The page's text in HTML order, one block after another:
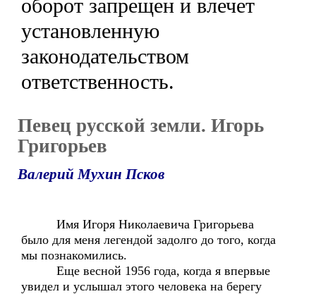
оборот запрещен и влечет
установленную
законодательством
ответственность.
Певец русской земли. Игорь
Григорьев
Валерий Мухин Псков
Имя Игоря Николаевича Григорьева
было для меня легендой задолго до того, когда
мы познакомились.
Еще весной 1956 года, когда я впервые
увидел и услышал этого человека на берегу